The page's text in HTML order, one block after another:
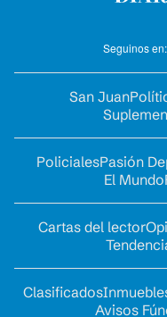
Seguinos en:
San Juan
PolicialesPasión
El Mundo
Cartas del lector
Clasificados
Avisos